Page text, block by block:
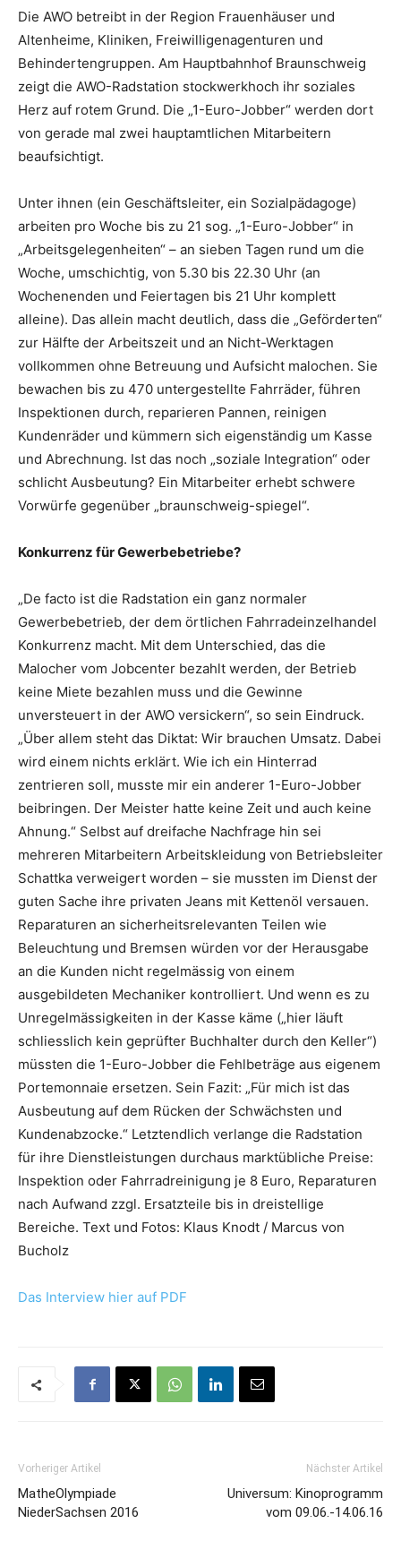
Die AWO betreibt in der Region Frauenhäuser und
Altenheime, Kliniken, Freiwilligenagenturen und
Behindertengruppen. Am Hauptbahnhof Braunschweig
zeigt die AWO-Radstation stockwerkhoch ihr soziales
Herz auf rotem Grund. Die „1-Euro-Jobber“ werden dort
von gerade mal zwei hauptamtlichen Mitarbeitern
beaufsichtigt.
Unter ihnen (ein Geschäftsleiter, ein Sozialpädagoge)
arbeiten pro Woche bis zu 21 sog. „1-Euro-Jobber“ in
„Arbeitsgelegenheiten“ – an sieben Tagen rund um die
Woche, umschichtig, von 5.30 bis 22.30 Uhr (an
Wochenenden und Feiertagen bis 21 Uhr komplett
alleine). Das allein macht deutlich, dass die „Geförderten“
zur Hälfte der Arbeitszeit und an Nicht-Werktagen
vollkommen ohne Betreuung und Aufsicht malochen. Sie
bewachen bis zu 470 untergestellte Fahrräder, führen
Inspektionen durch, reparieren Pannen, reinigen
Kundenräder und kümmern sich eigenständig um Kasse
und Abrechnung. Ist das noch „soziale Integration“ oder
schlicht Ausbeutung? Ein Mitarbeiter erhebt schwere
Vorwürfe gegenüber „braunschweig-spiegel“.
Konkurrenz für Gewerbebetriebe?
„De facto ist die Radstation ein ganz normaler
Gewerbebetrieb, der dem örtlichen Fahrradeinzelhandel
Konkurrenz macht. Mit dem Unterschied, das die
Malocher vom Jobcenter bezahlt werden, der Betrieb
keine Miete bezahlen muss und die Gewinne
unversteuert in der AWO versickern“, so sein Eindruck.
„Über allem steht das Diktat: Wir brauchen Umsatz. Dabei
wird einem nichts erklärt. Wie ich ein Hinterrad
zentrieren soll, musste mir ein anderer 1-Euro-Jobber
beibringen. Der Meister hatte keine Zeit und auch keine
Ahnung.“ Selbst auf dreifache Nachfrage hin sei
mehreren Mitarbeitern Arbeitskleidung von Betriebsleiter
Schattka verweigert worden – sie mussten im Dienst der
guten Sache ihre privaten Jeans mit Kettenöl versauen.
Reparaturen an sicherheitsrelevanten Teilen wie
Beleuchtung und Bremsen würden vor der Herausgabe
an die Kunden nicht regelmässig von einem
ausgebildeten Mechaniker kontrolliert. Und wenn es zu
Unregelmässigkeiten in der Kasse käme („hier läuft
schliesslich kein geprüfter Buchhalter durch den Keller“)
müssten die 1-Euro-Jobber die Fehlbeträge aus eigenem
Portemonnaie ersetzen. Sein Fazit: „Für mich ist das
Ausbeutung auf dem Rücken der Schwächsten und
Kundenabzocke.“ Letztendlich verlange die Radstation
für ihre Dienstleistungen durchaus marktübliche Preise:
Inspektion oder Fahrradreinigung je 8 Euro, Reparaturen
nach Aufwand zzgl. Ersatzteile bis in dreistellige
Bereiche. Text und Fotos: Klaus Knodt / Marcus von
Bucholz
Das Interview hier auf PDF
Vorheriger Artikel
MatheOlympiade
NiederSachsen 2016
Nächster Artikel
Universum: Kinoprogramm
vom 09.06.-14.06.16